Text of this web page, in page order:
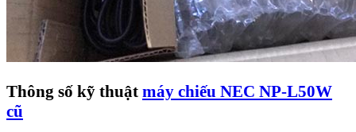
Thông số kỹ thuật máy chiếu NEC NP-L50W
cũ